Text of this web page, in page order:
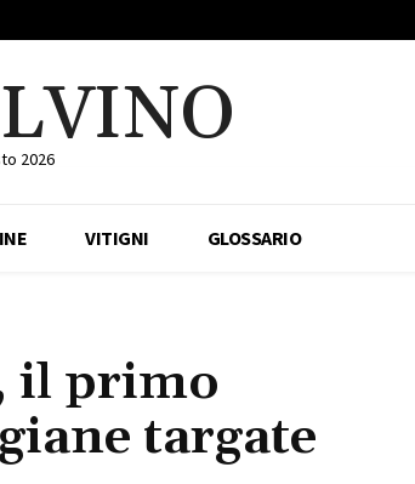
2026
VITIGNI GLOSSARIO
il primo
targate